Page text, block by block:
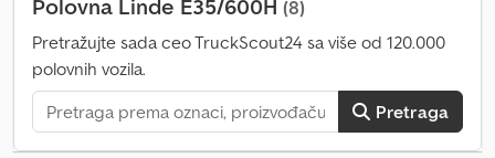
35 / 600 H, godina proizvodnje 2013, 5.500 sati, Knaup bočni
pomerač, viljuške dužine 1.200 mm, triplex jarbol sa slobodnim
hodom 1.516 mm, visina podizanja 6.015 mm, kompletna kabina sa
grejanjem, drumska rasveta, dodatni reflektori napred i pozadi,
kompletno sa punjačem.
Polovna Linde E35/600H (8)
Pretražujte sada ceo TruckScout24 sa više od 120.000
polovnih vozila.
Pretraga